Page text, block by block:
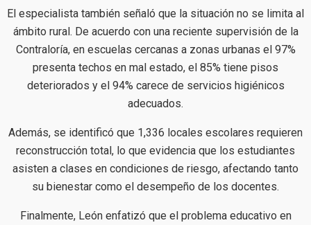
El especialista también señaló que la situación no se limita al
ámbito rural. De acuerdo con una reciente supervisión de la
Contraloría, en escuelas cercanas a zonas urbanas el 97%
presenta techos en mal estado, el 85% tiene pisos
deteriorados y el 94% carece de servicios higiénicos
adecuados.
Además, se identificó que 1,336 locales escolares requieren
reconstrucción total, lo que evidencia que los estudiantes
asisten a clases en condiciones de riesgo, afectando tanto
su bienestar como el desempeño de los docentes.
Finalmente, León enfatizó que el problema educativo en